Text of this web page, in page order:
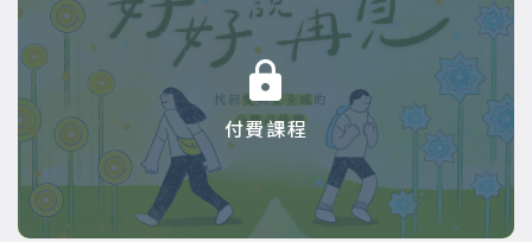
付費課程
第六章 親密離線～嘉玲主講
第七章 第7章 生命離線～嘉玲主講
第八章 自我離線～凱宇主講
第九章 世間所有的相遇都是久別重逢